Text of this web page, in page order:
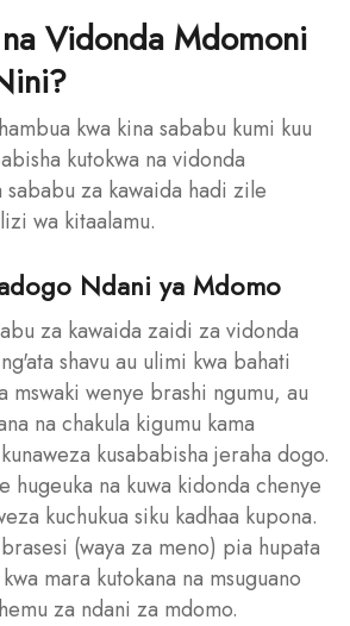
na Vidonda Mdomoni
kwa kina sababu kumi kuu
kutokwa na vidonda
za kawaida hadi zile
wa kitaalamu.
Ndani ya Mdomo
za kawaida zaidi za vidonda
shavu au ulimi kwa bahati
mswaki wenye brashi ngumu, au
na chakula kigumu kama
kusababisha jeraha dogo.
hugeuka na kuwa kidonda chenye
kuchukua siku kadhaa kupona.
(waya za meno) pia hupata
mara kutokana na msuguano
za ndani za mdomo.